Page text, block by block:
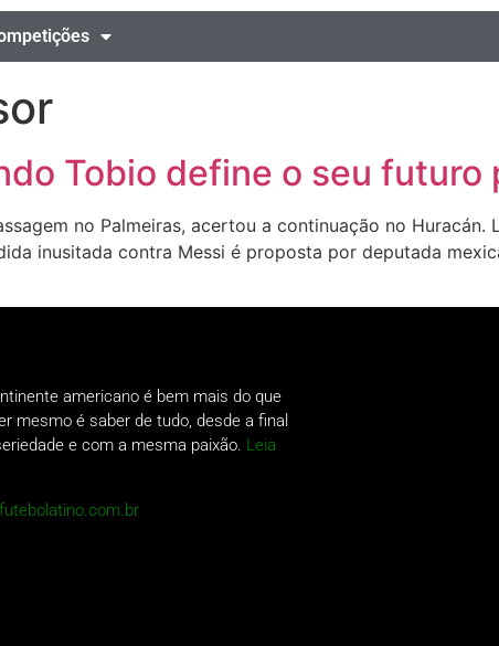
Tobio define o seu futuro
no Palmeiras, acertou a continuação no Huracán.
inusitada contra Messi é proposta por deputada
americano é bem mais do que
mesmo é saber de tudo, desde a final
e com a mesma paixão. Leia